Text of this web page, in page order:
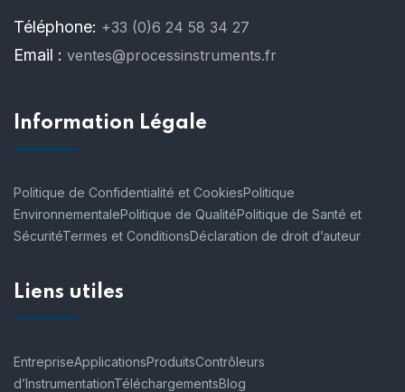
Téléphone: +33 (0)6 24 58 34 27
Email : ventes@processinstruments.fr
Information Légale
Politique de Confidentialité et CookiesPolitique
EnvironnementalePolitique de QualitéPolitique de Santé et
SécuritéTermes et ConditionsDéclaration de droit d’auteur
Liens utiles
EntrepriseApplicationsProduitsContrôleurs
d’InstrumentationTéléchargementsBlog